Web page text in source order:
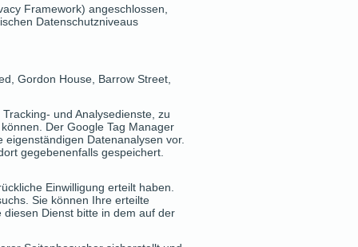
Framework) angeschlossen,
Datenschutzniveaus
Gordon House, Barrow Street,
und Analysedienste, zu
Der Google Tag Manager
Datenanalysen vor.
gegebenenfalls gespeichert.
Einwilligung erteilt haben.
Sie können Ihre erteilte
Dienst bitte in dem auf der